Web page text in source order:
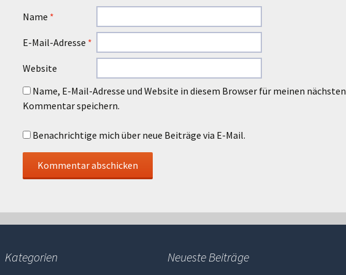
Name *
E-Mail-Adresse *
Website
Name, E-Mail-Adresse und Website in diesem Browser für meinen nächsten
Kommentar speichern.
Benachrichtige mich über neue Beiträge via E-Mail.
Kategorien Neueste Beiträge